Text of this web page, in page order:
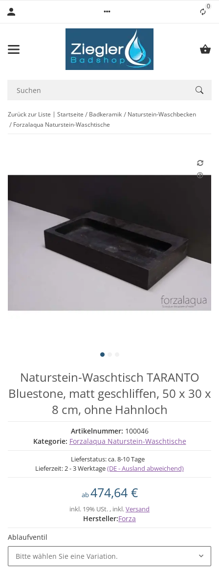
0
Zurück zur Liste Startseite Badkeramik
Naturstein-Waschbecken
Forzalaqua Naturstein-Waschtische
Naturstein-Waschtisch TARANTO
Bluestone, matt geschliffen, 50 x 30 x
8 cm, ohne Hahnloch
Artikelnummer: 100046
Kategorie: Forzalaqua Naturstein-Waschtische
Lieferstatus: ca. 8-10 Tage
Lieferzeit:2 - 3 Werktage(DE - Ausland abweichend)
ab474,64 €
inkl. 19% USt. , inkl.Versand
Hersteller:Forza
Ablaufventil
Bitte wählen Sie eine Variation.